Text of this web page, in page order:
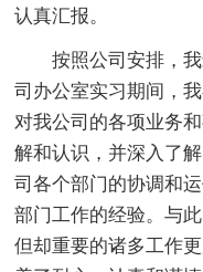
认真汇报。
按照公司安排，
司办公室实习期间，
对我公司的各项业务
解和认识，并深入了
司各个部门的协调和
部门工作的经验。与
但却重要的诸多工作